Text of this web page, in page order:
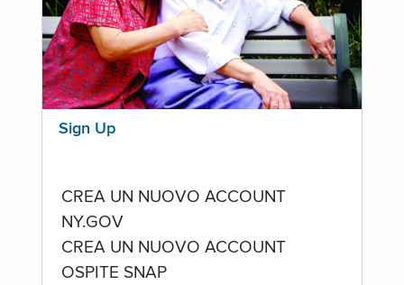
Sign Up
CREA UN NUOVO ACCOUNT
NY.GOV
CREA UN NUOVO ACCOUNT
OSPITE SNAP